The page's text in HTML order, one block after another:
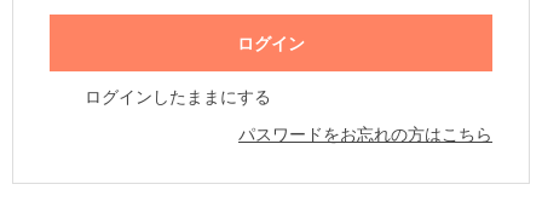
ログインしたままにする
パスワードをお忘れの方はこちら